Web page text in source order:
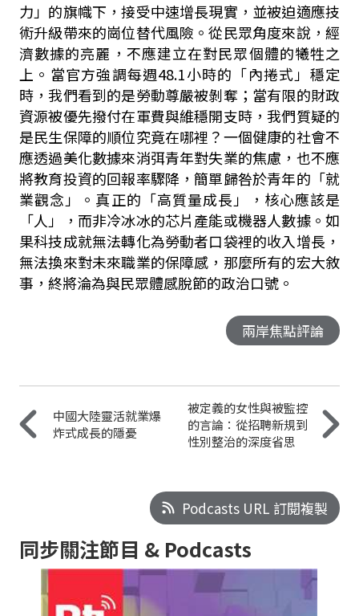
力」的旗幟下，接受中速增長現實，並被迫適應技
術升級帶來的崗位替代風險。從民眾角度來說，經
濟數據的亮麗，不應建立在對民眾個體的犧牲之
上。當官方強調每週48.1小時的「內捲式」穩定
時，我們看到的是勞動尊嚴被剝奪；當有限的財政
資源被優先撥付在軍費與維穩開支時，我們質疑的
是民生保障的順位究竟在哪裡？一個健康的社會不
應透過美化數據來消弭青年對失業的焦慮，也不應
將教育投資的回報率驟降，簡單歸咎於青年的「就
業觀念」。真正的「高質量成長」，核心應該是
「人」，而非冷冰冰的芯片產能或機器人數據。如
果科技成就無法轉化為勞動者口袋裡的收入增長，
無法換來對未來職業的保障感，那麼所有的宏大敘
事，終將淪為與民眾體感脫節的政治口號。
兩岸焦點評論
中國大陸靈活就業爆
炸式成長的隱憂
被定義的女性與被監控
的言論：從招聘新規到
性別整治的深度省思
Podcasts URL 訂閱複製
同步關注節目 & Podcasts